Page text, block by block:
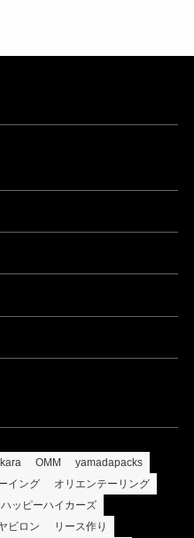
OMM
yamadapacks
イング
オリエンテーリング
ハッピーハイカーズ
ビロン
リース作り